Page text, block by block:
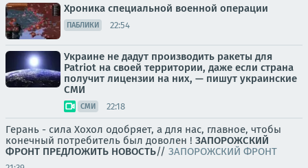
Хроника специальной военной операции
ПАБЛИКИ 22:54
Украине не дадут производить ракеты для
Patriot на своей территории, даже если страна
получит лицензии на них, — пишут украинские
СМИ
СМИ 22:18
Герань - сила Хохол одобряет, а для нас, главное, чтобы
конечный потребитель был доволен ! ЗАПОРОЖСКИЙ
ФРОНТ ПРЕДЛОЖИТЬ НОВОСТЬ// ЗАПОРОЖСКИЙ ФРОНТ